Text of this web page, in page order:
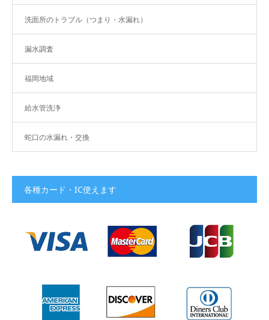
洗面所のトラブル（つまり・水漏れ）
漏水調査
福岡地域
給水管洗浄
蛇口の水漏れ・交換
各種カード・IC使えます